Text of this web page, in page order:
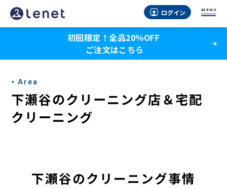
下
瀬
の
ク
リ
ー
ログイン MENU
初回限定！全品20％OFF
ご注文はこちら
Area
下瀬谷のクリーニング店＆宅配
クリーニング
下瀬谷のクリーニング事情